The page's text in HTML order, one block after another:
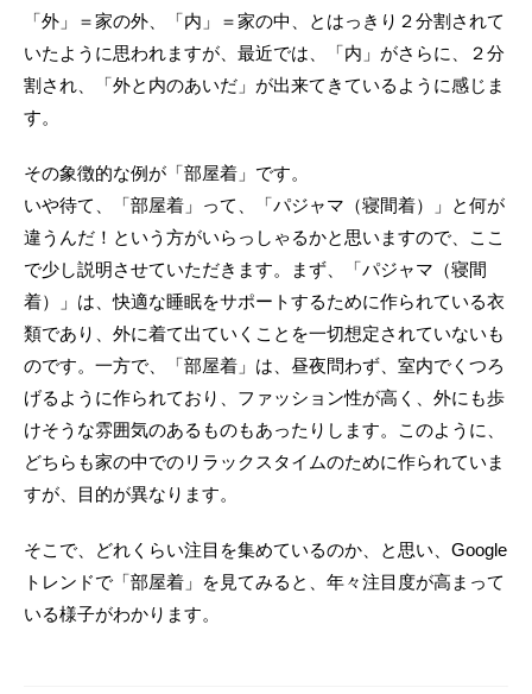
「外」＝家の外、「内」＝家の中、とはっきり２分割されて
いたように思われますが、最近では、「内」がさらに、２分
割され、「外と内のあいだ」が出来てきているように感じま
す。
その象徴的な例が「部屋着」です。
いや待て、「部屋着」って、「パジャマ（寝間着）」と何が
違うんだ！という方がいらっしゃるかと思いますので、ここ
で少し説明させていただきます。まず、「パジャマ（寝間
着）」は、快適な睡眠をサポートするために作られている衣
類であり、外に着て出ていくことを一切想定されていないも
のです。一方で、「部屋着」は、昼夜問わず、室内でくつろ
げるように作られており、ファッション性が高く、外にも歩
けそうな雰囲気のあるものもあったりします。このように、
どちらも家の中でのリラックスタイムのために作られていま
すが、目的が異なります。
そこで、どれくらい注目を集めているのか、と思い、Google
トレンドで「部屋着」を見てみると、年々注目度が高まって
いる様子がわかります。